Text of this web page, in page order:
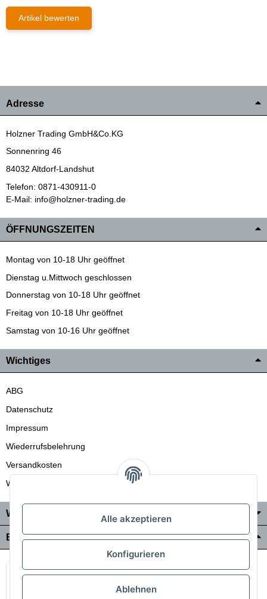
Artikel bewerten
Adresse
Holzner Trading GmbH&Co.KG
Sonnenring 46
84032 Altdorf-Landshut
Telefon: 0871-430911-0
E-Mail: info@holzner-trading.de
ÖFFNUNGSZEITEN
Montag von 10-18 Uhr geöffnet
Dienstag u.Mittwoch geschlossen
Donnerstag von 10-18 Uhr geöffnet
Freitag von 10-18 Uhr geöffnet
Samstag von 10-16 Uhr geöffnet
Wichtiges
ABG
Datenschutz
Impressum
Wiederrufsbelehrung
Versandkosten
Wir liefern auch in die Schweiz
Wo Sie uns finden
Bezahlung & Versand
Alle akzeptieren
Konfigurieren
Ablehnen